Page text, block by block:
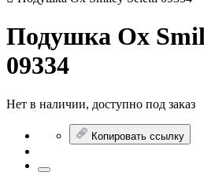
Подушка Ox
09334
Нет в наличии, доступно под заказ
Копировать ссылку